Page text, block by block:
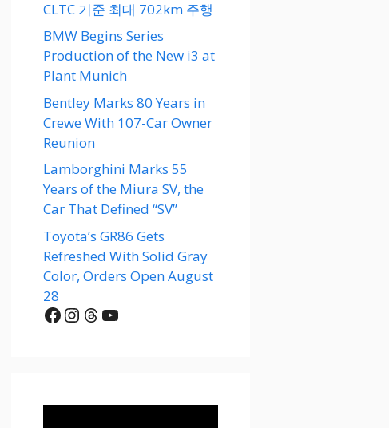
CLTC 기준 최대 702km 주행
BMW Begins Series
Production of the New i3 at
Plant Munich
Bentley Marks 80 Years in
Crewe With 107-Car Owner
Reunion
Lamborghini Marks 55
Years of the Miura SV, the
Car That Defined “SV”
Toyota’s GR86 Gets
Refreshed With Solid Gray
Color, Orders Open August
28
Facebook
Instagram
Threads
YouTube